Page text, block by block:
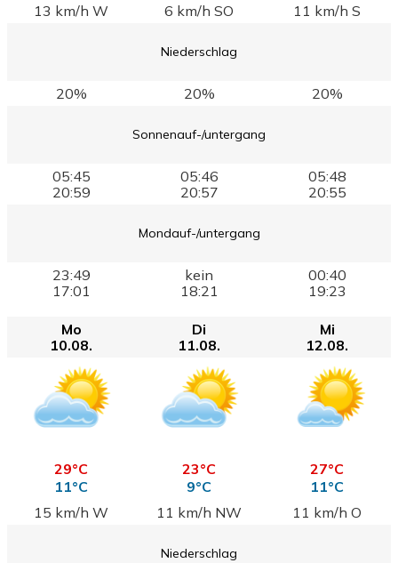
13 km/h W
6 km/h SO 11 km/h S
Niederschlag
20% 20% 20%
Sonnenauf-/untergang
05:45
20:59
05:46
20:57
05:48
20:55
Mondauf-/untergang
23:49
17:01
kein
18:21
00:40
19:23
Mo
10.08.
Di
11.08.
Mi
12.08.
29°C
11°C
23°C
9°C
27°C
11°C
15 km/h W
11 km/h NW 11 km/h O
Niederschlag